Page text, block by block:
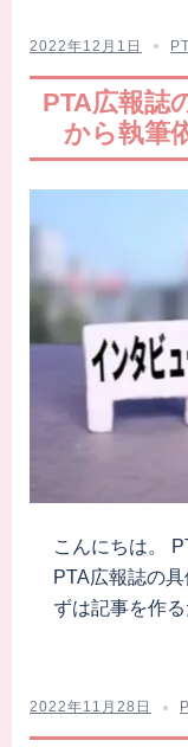
2022年12月1日
PTA広報誌
から執筆
こんにちは。
PTA広報誌の
ずは記事を作
2022年11月28日